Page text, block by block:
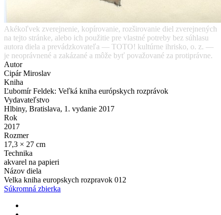
Akékoľvek zverejnenie, kopírovanie, rozširovanie diel zverejnených
na tejto stránke, alebo ich použitie pre vlastné potreby bez súhlasu
autora diela a prevádzkovateľa — TOTO! kultúrne ihrisko, o. z. —
je neoprávnené a zakázané a môže byť považované za protiprávne.
Autor
Cipár Miroslav
Kniha
Ľubomír Feldek: Veľká kniha európskych rozprávok
Vydavateľstvo
Hlbiny, Bratislava, 1. vydanie 2017
Rok
2017
Rozmer
17,3 × 27 cm
Technika
akvarel na papieri
Názov diela
Velka kniha europskych rozpravok 012
Súkromná zbierka